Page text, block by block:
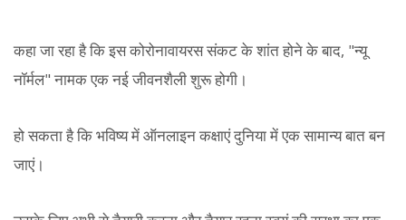
कहा जा रहा है कि इस कोरोनावायरस संकट के शांत होने के बाद, "न्यू
नॉर्मल" नामक एक नई जीवनशैली शुरू होगी।
हो सकता है कि भविष्य में ऑनलाइन कक्षाएं दुनिया में एक सामान्य बात बन
जाएं।